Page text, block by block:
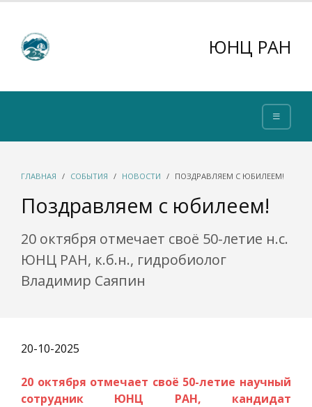
ЮНЦ РАН
ГЛАВНАЯ СОБЫТИЯ НОВОСТИ ПОЗДРАВЛЯЕМ С ЮБИЛЕЕМ!
Поздравляем с юбилеем!
20 октября отмечает своё 50-летие н.с.
ЮНЦ РАН, к.б.н., гидробиолог
Владимир Саяпин
20-10-2025
20 октября отмечает своё 50-летие научный
сотрудник ЮНЦ РАН, кандидат